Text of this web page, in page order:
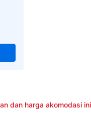
dan harga akomodasi ini